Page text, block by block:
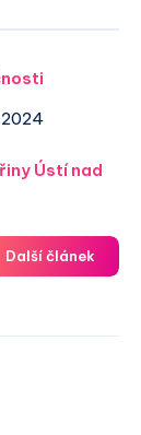
Ústí nad
Další článek